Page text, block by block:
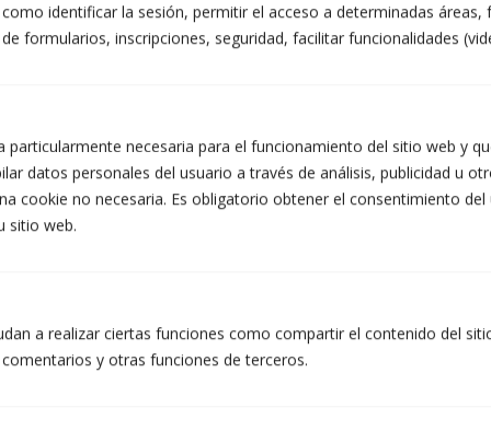
identificar la sesión, permitir el acceso a determinadas áreas,
formularios, inscripciones, seguridad, facilitar funcionalidades
particularmente necesaria para el funcionamiento del sitio web y
datos personales del usuario a través de análisis, publicidad u
cookie no necesaria. Es obligatorio obtener el consentimiento
sitio web.
a realizar ciertas funciones como compartir el contenido del
y otras funciones de terceros.
interesado. Destinatarios: No se prevén cesiones de datos. Derechos: Puede retirar su
consentimiento en cualquier momento, así como acceder, rectificar, suprimir sus datos y el
resto de derechos en info@atzera.net. Información adicional: Puede ampliar la
información en el enlace de Aviso Legal.
Acepto recibir información comercial, incluidos medios electrónicos.